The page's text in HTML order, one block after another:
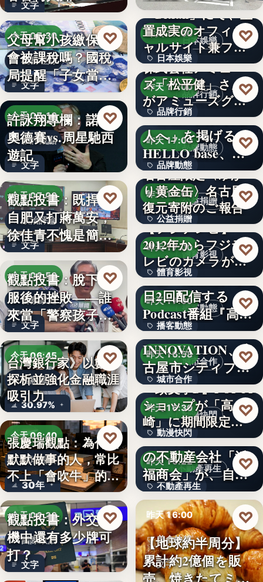
文字
今天 07:30
稅務理財
文字
父母幫小孩繳保費
會被課稅嗎？國稅
局提醒「子女當要
保人」恐…
♡
今天 07:10
影評觀點
文字
許詠翔專欄：諾蘭
奧德賽vs.周星馳西
遊記
♡
今天 07:00
政治評論
文字
觀點投書：既捍衛
自肥又打蔣萬安，
徐佳青不愧是簡舒
培的師父
♡
今天 06:50
警察家庭
文字
觀點投書：脫下制
服後的挫敗——誰
來當「警察孩子」
的保母？
♡
今天 06:45
金融職涯
30.97%
台灣銀行家》以數字
探析並強化金融職涯
吸引力
♡
今天 06:40
職場觀察
30年
張慶瑞觀點：為什麼
默默做事的人，常比
不上「會吹牛」的人
？
♡
今天 06:30
國際政治
文字
觀點投書：外交危
機中還有多少牌可
打？
♡
催…
日本娛樂
昨天 17:00
日本娛樂
730円
「Bitfan」にて、玉
置成実のオフィシ
ャルサイト兼フ
ァ…
♡
品牌行銷
昨天 17:00
品牌行銷
1,200億円
株式会社アミュー
ズ「松平健」さん
がアミューズグル
ープ ス…
♡
品牌動態
昨天 17:00
品牌動態
文字
「社長に買われる
人へ」を掲げる
HELLO base、創
業…
♡
公益捐贈
昨天 17:00
公益捐贈
4,550,085
名古屋限定〈ゆか
り黄金缶〉名古屋城
復元寄附のご報告
♡
體育影視
昨天 17:00
體育影視
99
【フジテレビ】
2012年からフジテ
レビのカメラが追
い続け…
♡
播客動態
昨天 17:00
播客動態
文字
俳優・高橋健介が1
日2回配信する
Podcast番組『高
橋…
♡
城市合作
昨天 16:58
城市合作
文字
NEXT
INNOVATION、名
古屋市シティプロ
モーシ…
♡
動漫快閃
昨天 16:30
動漫快閃
366
『頭文字D』POPUP
ショップが「高
崎」に期間限定で
登場…
♡
不動產再生
昨天 16:22
不動產再生
文字
1970年創業の長崎
の不動産会社「浜
福商会」が、自ら
再生…
♡
昨天 16:00
美食快報
文字
【地球約半周分】
累計約2億個を販
売、焼きたてミニ
♡